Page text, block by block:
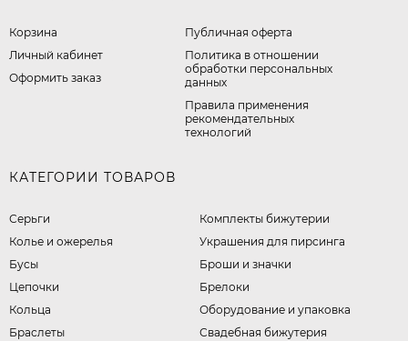
Корзина
Личный кабинет
Оформить заказ
Публичная оферта
​Политика в отношении
обработки персональных
данных
Правила применения
рекомендательных
технологий
КАТЕГОРИИ ТОВАРОВ
Серьги
Колье и ожерелья
Бусы
Цепочки
Кольца
Браслеты
Комплекты бижутерии
Украшения для пирсинга
Броши и значки
Брелоки
Оборудование и упаковка
Свадебная бижутерия